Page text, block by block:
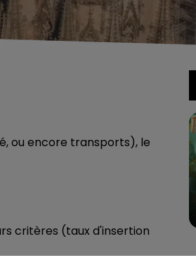
ou encore transports), le
critères (taux d'insertion